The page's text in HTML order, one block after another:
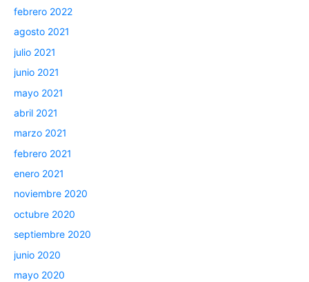
febrero 2022
agosto 2021
julio 2021
junio 2021
mayo 2021
abril 2021
marzo 2021
febrero 2021
enero 2021
noviembre 2020
octubre 2020
septiembre 2020
junio 2020
mayo 2020